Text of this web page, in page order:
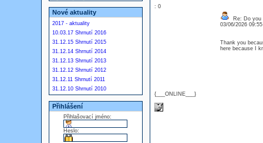
Nové aktuality
2017 - aktuality
10.03.17 Shrnutí 2016
31.12.15 Shrnutí 2015
31.12.14 Shrnutí 2014
31.12.13 Shrnutí 2013
31.12.12 Shrnutí 2012
31.12.11 Shrnutí 2011
31.12.10 Shrnutí 2010
Přihlášení
Přihlašovací jméno:
Heslo:
: 0
{___ONLINE___}
Re: Do you
03/06/2026
Thank you
here because I